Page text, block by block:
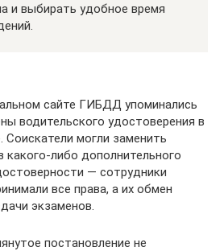
и выбирать удобное время
сайте ГИБДД упоминались
водительского удостоверения в
Соискатели могли заменить
либо дополнительного
— сотрудники
все права, а их обмен
экзаменов.
постановление не